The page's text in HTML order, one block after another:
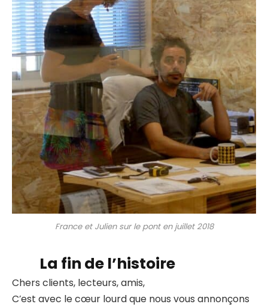
France et Julien sur le pont en juillet 2018
La fin de l’histoire
Chers clients, lecteurs, amis,
C’est avec le cœur lourd que nous vous annonçons